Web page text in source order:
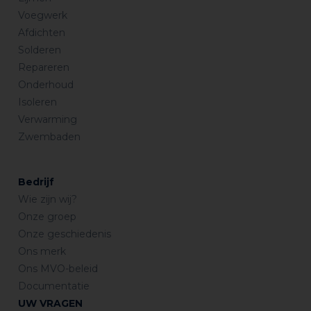
Voegwerk
Afdichten
Solderen
Repareren
Onderhoud
Isoleren
Verwarming
Zwembaden
Bedrijf
Wie zijn wij?
Onze groep
Onze geschiedenis
Ons merk
Ons MVO-beleid
Documentatie
UW VRAGEN